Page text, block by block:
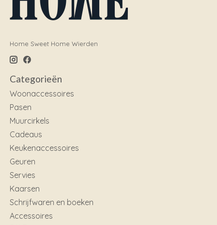
Home Sweet Home Wierden
Categorieën
Woonaccessoires
Pasen
Muurcirkels
Cadeaus
Keukenaccessoires
Geuren
Servies
Kaarsen
Schrijfwaren en boeken
Accessoires